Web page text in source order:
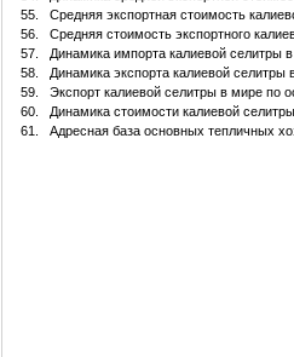
55.
Средняя экспортная стоимость
56.
Средняя стоимость экспортного
57.
Динамика импорта калиевой селитры
58.
Динамика экспорта калиевой
59.
Экспорт калиевой селитры в мире по
60.
Динамика стоимости калиевой
61.
Адресная база основных тепличных